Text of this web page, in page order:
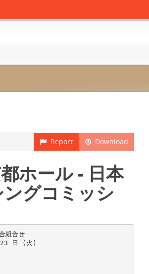
Download
Report
ホール - 日本
グコミッシ
組合せ
日 (火)